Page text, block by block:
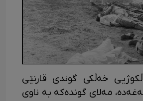
خەڵکی گوندی قارنێی
مەلای گوندەکە بە ناوی